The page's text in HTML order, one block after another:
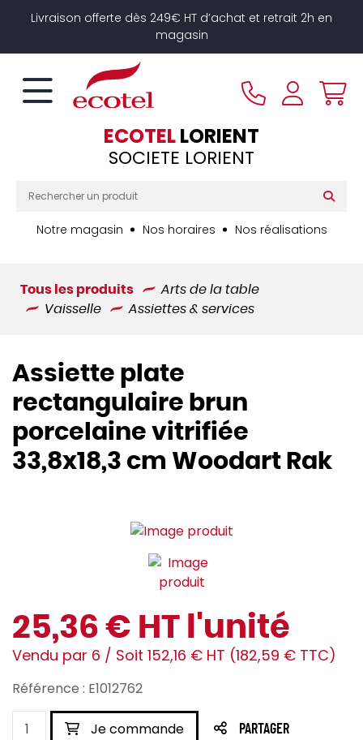
Livraison offerte dès 249€ HT d’achat et retrait 2h en
magasin
ECOTELLORIENT
SOCIETE LORIENT
Notre magasin Nos horaires Nos réalisations
Tous les produits
Arts de la table
Vaisselle
Assiettes & services
Assiette plate
rectangulaire brun
porcelaine vitrifiée
33,8x18,3 cm Woodart Rak
25,36 € HT l'unité
Vendu par 6 / Soit 152,16 € HT (182,59 € TTC)
Référence : E1012762
Je commande PARTAGER
Panneau de gestion des cookies